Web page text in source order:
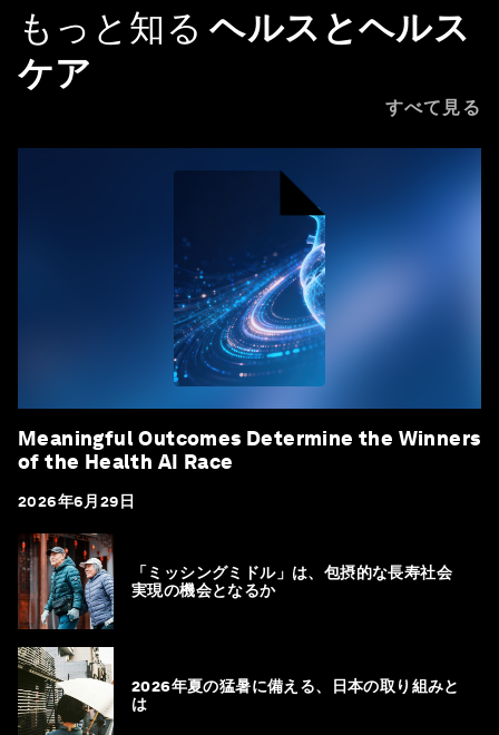
もっと知る ヘルスとヘルス
ケア
すべて見る
Meaningful Outcomes Determine the Winners
of the Health AI Race
2026年6月29日
「ミッシングミドル」は、包摂的な長寿社会
実現の機会となるか
2026年夏の猛暑に備える、日本の取り組みと
は